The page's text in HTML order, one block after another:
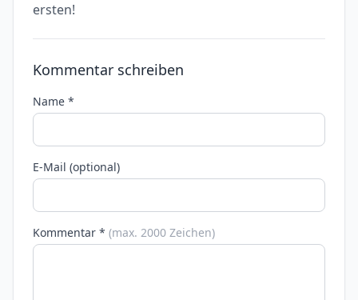
ersten!
Kommentar schreiben
Name *
E-Mail (optional)
Kommentar * (max. 2000 Zeichen)